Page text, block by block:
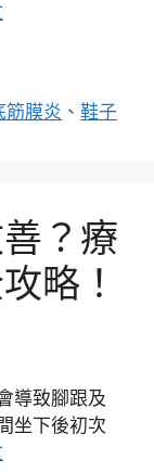
筋膜炎 、鞋子
？療
略！
導致腳跟及
坐下後初次